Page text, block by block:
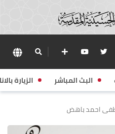
البث المباشر الزيارة
احمد باهض